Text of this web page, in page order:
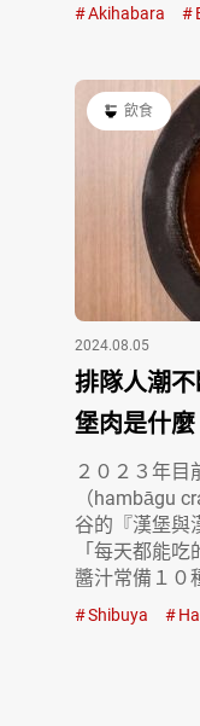
Akihabara
飲食
2024.08.05
排隊人潮
堡肉是什麼
２０２３年目
（hambāgu
谷的『漢堡與
「每天都能
醬汁常備１０
Shibuya